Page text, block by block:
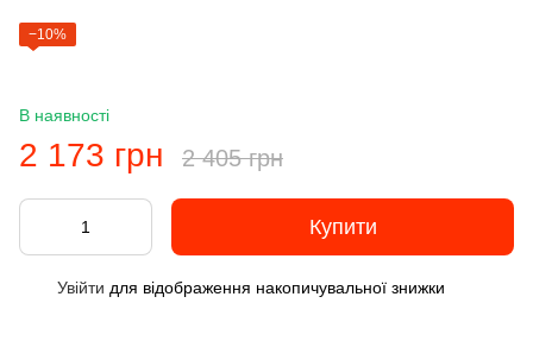
−10%
В наявності
2 173 грн 2 405 грн
Купити
Увійти для відображення накопичувальної знижки